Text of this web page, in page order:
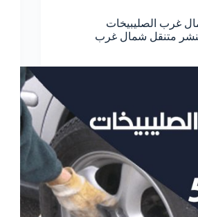
غرب الصليبيخات
وبنشر متنقل شمال غرب